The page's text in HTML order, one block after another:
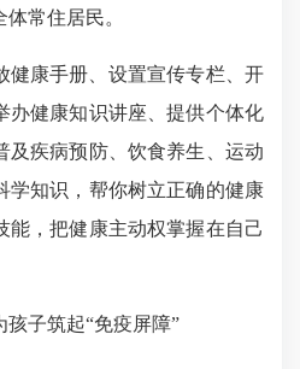
常住居民。
健康手册、设置宣传专栏、开
办健康知识讲座、提供个体化
及疾病预防、饮食养生、运动
学知识，帮你树立正确的健康
能，把健康主动权掌握在自己
子筑起“免疫屏障”